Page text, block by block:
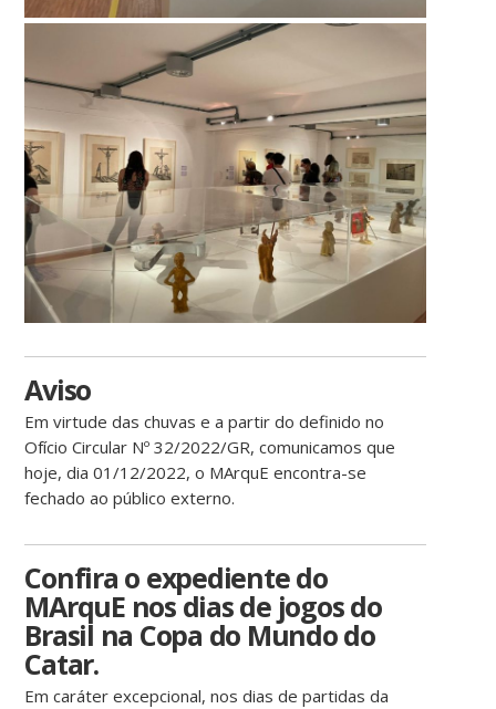
Aviso
Em virtude das chuvas e a partir do definido no
Ofício Circular Nº 32/2022/GR, comunicamos que
hoje, dia 01/12/2022, o MArquE encontra-se
fechado ao público externo.
Confira o expediente do
MArquE nos dias de jogos do
Brasil na Copa do Mundo do
Catar.
Em caráter excepcional, nos dias de partidas da